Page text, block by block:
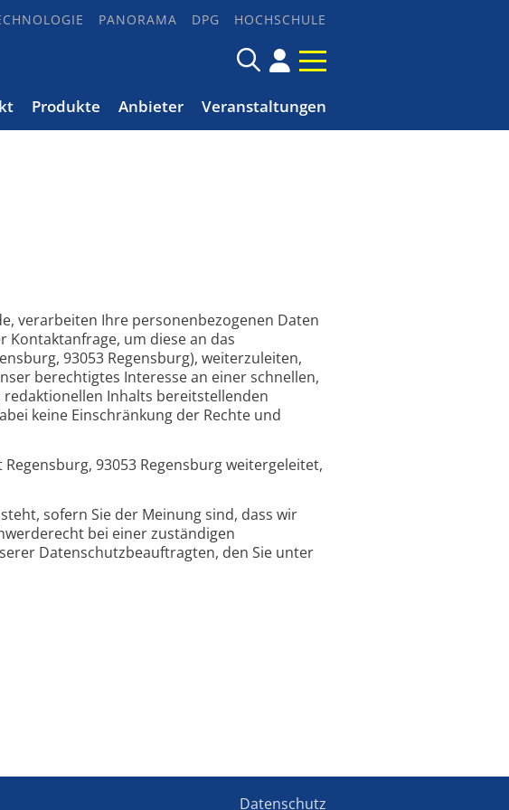
PANORAMA DPG HOCHSCHULE
Produkte Anbieter Veranstaltungen
verarbeiten Ihre personenbezogenen Daten
Kontaktanfrage, um diese an das
93053 Regensburg), weiterzuleiten,
berechtigtes Interesse an einer schnellen,
Inhalts bereitstellenden
keine Einschränkung der Rechte und
93053 Regensburg weitergeleitet,
sofern Sie der Meinung sind, dass wir
bei einer zuständigen
Datenschutzbeauftragten, den Sie unter
Datenschutz